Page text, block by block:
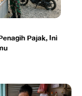
Pajak, Ini